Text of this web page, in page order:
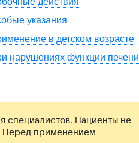
указания
в детском возрасте
нарушениях функции печени
специалистов. Пациенты не
Перед применением